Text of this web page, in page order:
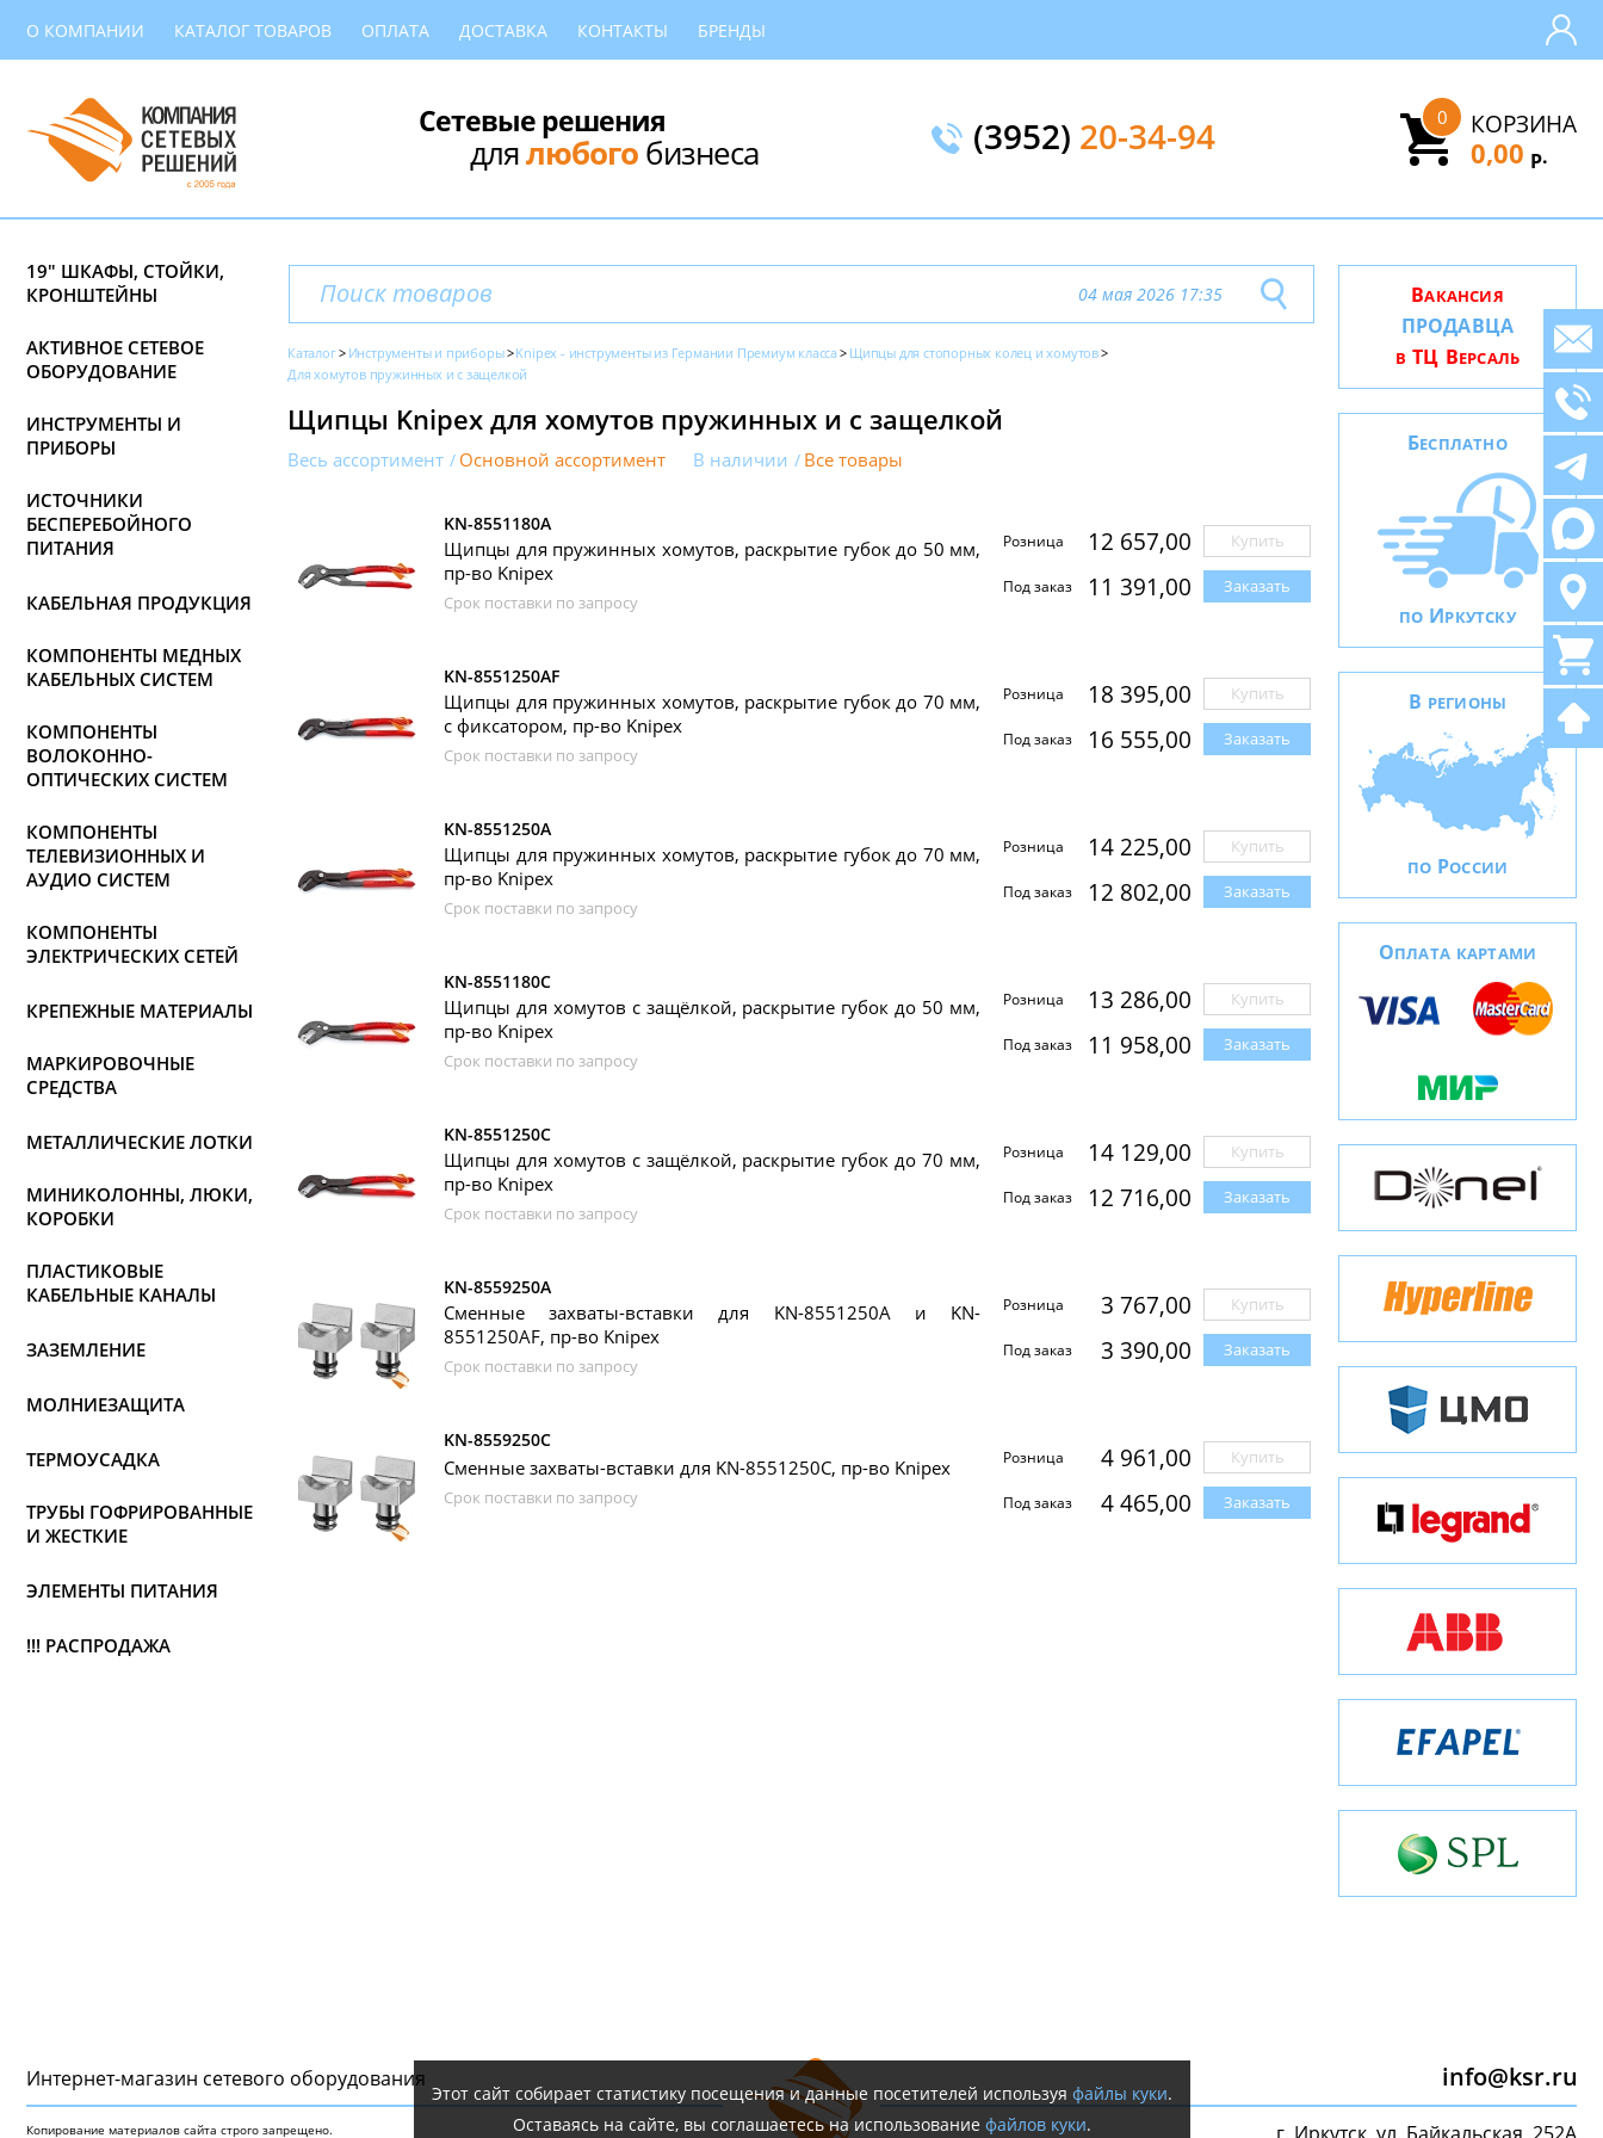
О КОМПАНИИ КАТАЛОГ ТОВАРОВ ОПЛАТА ДОСТАВКА КОНТАКТЫ БРЕНДЫ
Сетевые решения
длялюбогобизнеса (3952) 20-34-94 КОРЗИНА
0
0,00 Р.
19" ШКАФЫ, СТОЙКИ,
КРОНШТЕЙНЫ
АКТИВНОЕ СЕТЕВОЕ
ОБОРУДОВАНИЕ
ИНСТРУМЕНТЫ И
ПРИБОРЫ
ИСТОЧНИКИ
БЕСПЕРЕБОЙНОГО
ПИТАНИЯ
КАБЕЛЬНАЯ ПРОДУКЦИЯ
КОМПОНЕНТЫ МЕДНЫХ
КАБЕЛЬНЫХ СИСТЕМ
КОМПОНЕНТЫ
ВОЛОКОННО-
ОПТИЧЕСКИХ СИСТЕМ
КОМПОНЕНТЫ
ТЕЛЕВИЗИОННЫХ И
АУДИО СИСТЕМ
КОМПОНЕНТЫ
ЭЛЕКТРИЧЕСКИХ СЕТЕЙ
КРЕПЕЖНЫЕ МАТЕРИАЛЫ
МАРКИРОВОЧНЫЕ
СРЕДСТВА
МЕТАЛЛИЧЕСКИЕ ЛОТКИ
МИНИКОЛОННЫ, ЛЮКИ,
КОРОБКИ
ПЛАСТИКОВЫЕ
КАБЕЛЬНЫЕ КАНАЛЫ
ЗАЗЕМЛЕНИЕ
МОЛНИЕЗАЩИТА
ТЕРМОУСАДКА
ТРУБЫ ГОФРИРОВАННЫЕ
И ЖЕСТКИЕ
ЭЛЕМЕНТЫ ПИТАНИЯ
!!! РАСПРОДАЖА
04 мая 2026 17:35
Каталог Инструменты и приборы Knipex - инструменты из Германии Премиум класса
Щипцы для стопорных колец и хомутов
Для хомутов пружинных и с защелкой
Щипцы Knipex для хомутов пружинных и с защелкой
Весь ассортимент Основной ассортимент В наличии Все товары
KN-8551180A
Щипцы для пружинных хомутов, раскрытие губок до 50 мм,
пр-во Knipex
Срок поставки по запросу
Розница 12 657,00 Купить
Под заказ 11 391,00 Заказать
KN-8551250AF
Щипцы для пружинных хомутов, раскрытие губок до 70 мм,
c фиксатором, пр-во Knipex
Срок поставки по запросу
Розница 18 395,00 Купить
Под заказ 16 555,00 Заказать
KN-8551250A
Щипцы для пружинных хомутов, раскрытие губок до 70 мм,
пр-во Knipex
Срок поставки по запросу
Розница 14 225,00 Купить
Под заказ 12 802,00 Заказать
KN-8551180C
Щипцы для хомутов с защёлкой, раскрытие губок до 50 мм,
пр-во Knipex
Срок поставки по запросу
Розница 13 286,00 Купить
Под заказ 11 958,00 Заказать
KN-8551250C
Щипцы для хомутов с защёлкой, раскрытие губок до 70 мм,
пр-во Knipex
Срок поставки по запросу
Розница 14 129,00 Купить
Под заказ 12 716,00 Заказать
KN-8559250A
Сменные захваты-вставки для KN-8551250A и KN-
8551250AF, пр-во Knipex
Срок поставки по запросу
Розница 3 767,00 Купить
Под заказ 3 390,00 Заказать
KN-8559250C
Сменные захваты-вставки для KN-8551250C, пр-во Knipex
Срок поставки по запросу
Розница 4 961,00 Купить
Под заказ 4 465,00 Заказать
ВАКАНСИЯ
ПРОДАВЦА
В ТЦ ВЕРСАЛЬ
БЕСПЛАТНО
ПО ИРКУТСКУ
В РЕГИОНЫ
ПО РОССИИ
ОПЛАТА КАРТАМИ
Интернет-магазин сетeвого оборудования
Копирование материалов сайта строго запрещено.
info@ksr.ru
Этот сайт собирает статистику посещения и данные посетителей используя файлы куки.
Оставаясь на сайте, вы соглашаетесь на использование файлов куки.